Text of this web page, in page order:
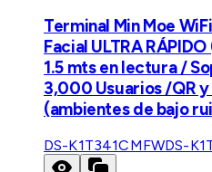
Terminal Min Moe
Facial ULTRA
1.5 mts en lectura /
3,000 Usuarios /QR
(ambientes de bajo
DS-K1T341CMFWDS-